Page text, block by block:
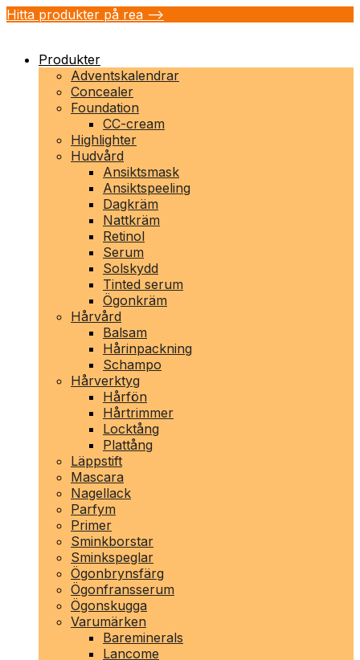
Hitta produkter på rea -->
Produkter
Adventskalendrar
Concealer
Foundation
CC-cream
Highlighter
Hudvård
Ansiktsmask
Ansiktspeeling
Dagkräm
Nattkräm
Retinol
Serum
Solskydd
Tinted serum
Ögonkräm
Hårvård
Balsam
Hårinpackning
Schampo
Hårverktyg
Hårfön
Hårtrimmer
Locktång
Plattång
Läppstift
Mascara
Nagellack
Parfym
Primer
Sminkborstar
Sminkspeglar
Ögonbrynsfärg
Ögonfransserum
Ögonskugga
Varumärken
Bareminerals
Lancome